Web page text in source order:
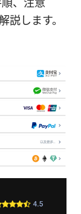
、注意
説します。